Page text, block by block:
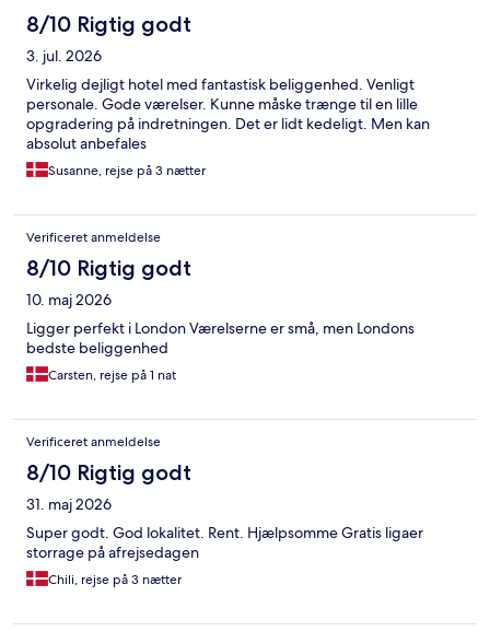
8/10 Rigtig godt
3. jul. 2026
Virkelig dejligt hotel med fantastisk beliggenhed. Venligt
personale. Gode værelser. Kunne måske trænge til en lille
opgradering på indretningen. Det er lidt kedeligt. Men kan
absolut anbefales
Susanne, rejse på 3 nætter
Verificeret anmeldelse
8/10 Rigtig godt
10. maj 2026
Ligger perfekt i London Værelserne er små, men Londons
bedste beliggenhed
Carsten, rejse på 1 nat
Verificeret anmeldelse
8/10 Rigtig godt
31. maj 2026
Super godt. God lokalitet. Rent. Hjælpsomme Gratis ligaer
storrage på afrejsedagen
Chili, rejse på 3 nætter